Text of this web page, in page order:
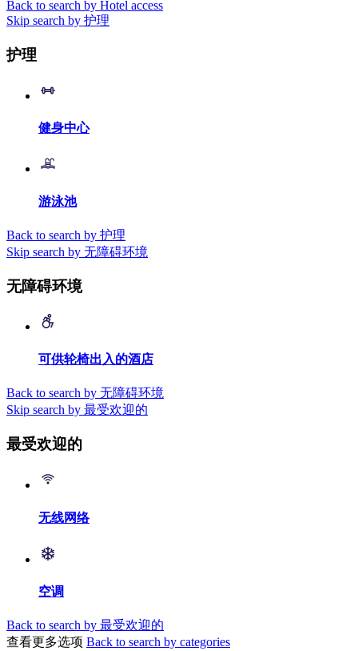
Back to search by Hotel access
Skip search by 护理
护理
健身中心
游泳池
Back to search by 护理
Skip search by 无障碍环境
无障碍环境
可供轮椅出入的酒店
Back to search by 无障碍环境
Skip search by 最受欢迎的
最受欢迎的
无线网络
空调
Back to search by 最受欢迎的
查看更多选项 Back to search by categories